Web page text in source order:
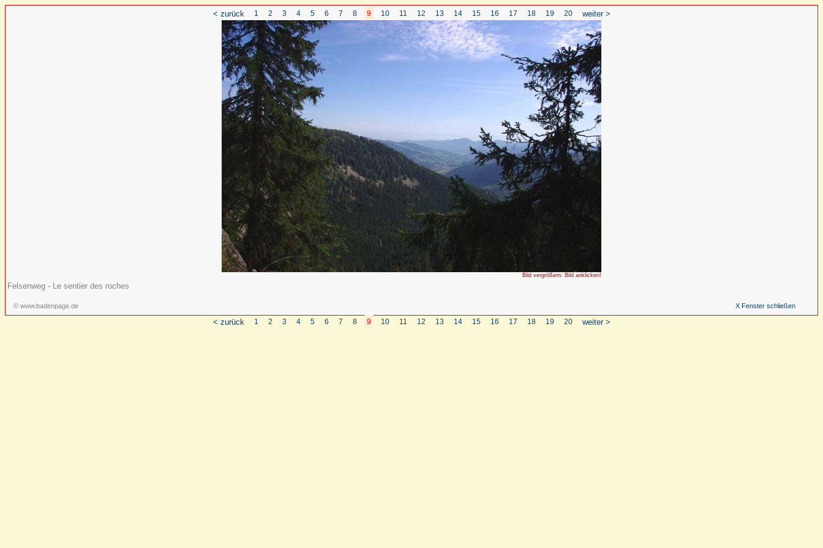
< zurück 1 2 3 4 5 6 7 8 9 10 11 12 13 14 15 16 17 18 19 20 weiter >
Bild vergrößern: Bild anklicken!
Felsenweg - Le sentier des roches
© www.badenpage.de X Fenster schließen
< zurück 1 2 3 4 5 6 7 8 9 10 11 12 13 14 15 16 17 18 19 20 weiter >